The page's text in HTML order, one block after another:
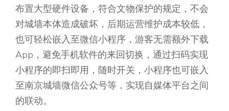
布置大型硬件设备，符合文物保护的规定，不会
对城墙本体造成破坏，后期运营维护成本较低，
也可轻松嵌入至微信小程序，游客无需额外下载
App，避免手机软件的来回切换，通过扫码实现
小程序的即扫即用，随时开关，小程序也可嵌入
至南京城墙微信公众号等，实现自媒体平台之间
的联动。